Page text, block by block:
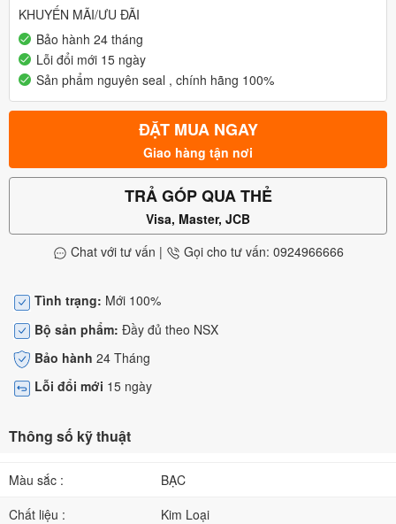
KHUYẾN MÃI/ƯU ĐÃI
Bảo hành 24 tháng
Lỗi đổi mới 15 ngày
Sản phẩm nguyên seal , chính hãng 100%
ĐẶT MUA NGAY
Giao hàng tận nơi
TRẢ GÓP QUA THẺ
Visa, Master, JCB
Chat với tư vấn | Gọi cho tư vấn: 0924966666
Tình trạng: Mới 100%
Bộ sản phẩm: Đầy đủ theo NSX
Bảo hành 24 Tháng
Lỗi đổi mới 15 ngày
Thông số kỹ thuật
Màu sắc :
BẠC
Chất liệu :
Kim Loại